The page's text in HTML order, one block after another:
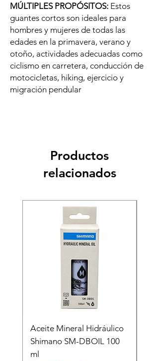
MÚLTIPLES PROPÓSITOS: Estos
guantes cortos son ideales para
hombres y mujeres de todas las
edades en la primavera, verano y
otoño, actividades adecuadas como
ciclismo en carretera, conducción de
motocicletas, hiking, ejercicio y
migración pendular
Productos
relacionados
Aceite Mineral Hidráulico
Shimano SM-DBOIL 100
ml